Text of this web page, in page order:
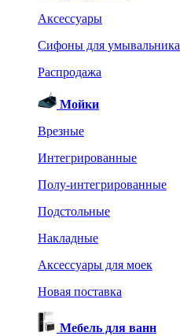
Аксессуары
Сифоны для умывальника
Распродажа
Мойки
Врезные
Интегрированные
Полу-интегрированные
Подстольные
Накладные
Аксессуары для моек
Новая поставка
Мебель для ванн